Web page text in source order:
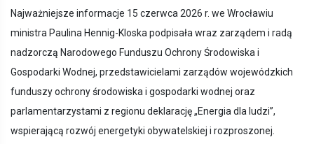
Najważniejsze informacje 15 czerwca 2026 r. we Wrocławiu
ministra Paulina Hennig-Kloska podpisała wraz zarządem i radą
nadzorczą Narodowego Funduszu Ochrony Środowiska i
Gospodarki Wodnej, przedstawicielami zarządów wojewódzkich
funduszy ochrony środowiska i gospodarki wodnej oraz
parlamentarzystami z regionu deklarację „Energia dla ludzi”,
wspierającą rozwój energetyki obywatelskiej i rozproszonej.